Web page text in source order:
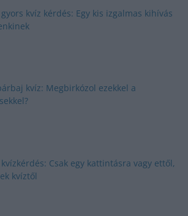
kvíz kérdés: Egy kis izgalmas kihívás
kvíz: Megbirkózol ezekkel a
Csak egy kattintásra vagy ettől,
kvíztől